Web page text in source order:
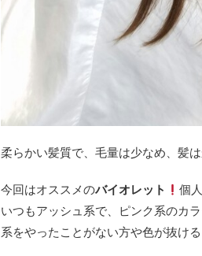
柔らかい髪質で、毛量は少なめ、髪
今回はオススメのバイオレット
個
いつもアッシュ系で、ピンク系のカ
系をやったことがない方や色が抜け